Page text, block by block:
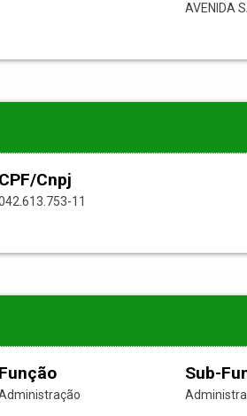
AVENIDA
CPF/Cnpj
11
Função Sub-